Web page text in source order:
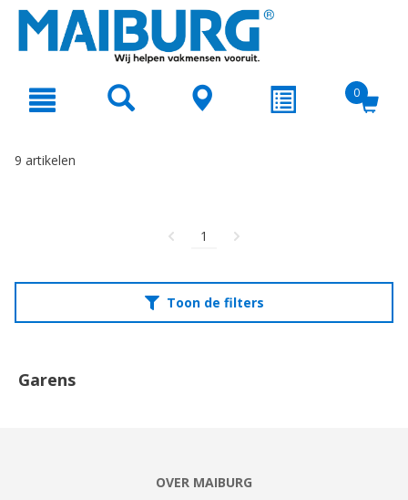
text.skipToNavigation
0
9 artikelen
1
Toon de filters
Garens
OVER MAIBURG